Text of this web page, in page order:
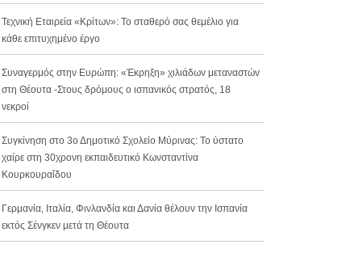
Τεχνική Εταιρεία «Κρίτων»: Το σταθερό σας θεμέλιο για
κάθε επιτυχημένο έργο
Συναγερμός στην Ευρώπη: «Έκρηξη» χιλιάδων μεταναστών
στη Θέουτα -Στους δρόμους ο ισπανικός στρατός, 18
νεκροί
Συγκίνηση στο 3ο Δημοτικό Σχολείο Μύρινας: Το ύστατο
χαίρε στη 30χρονη εκπαιδευτικό Κωνσταντίνα
Κουρκουραΐδου
Γερμανία, Ιταλία, Φινλανδία και Δανία θέλουν την Ισπανία
εκτός Σένγκεν μετά τη Θέουτα